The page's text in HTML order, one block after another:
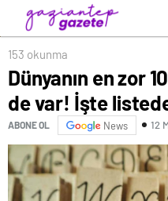
153 okunma
Dünyanın en zor
de var! İşte
ABONE OL News 12